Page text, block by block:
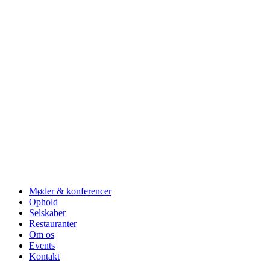
Møder & konferencer
Ophold
Selskaber
Restauranter
Om os
Events
Kontakt